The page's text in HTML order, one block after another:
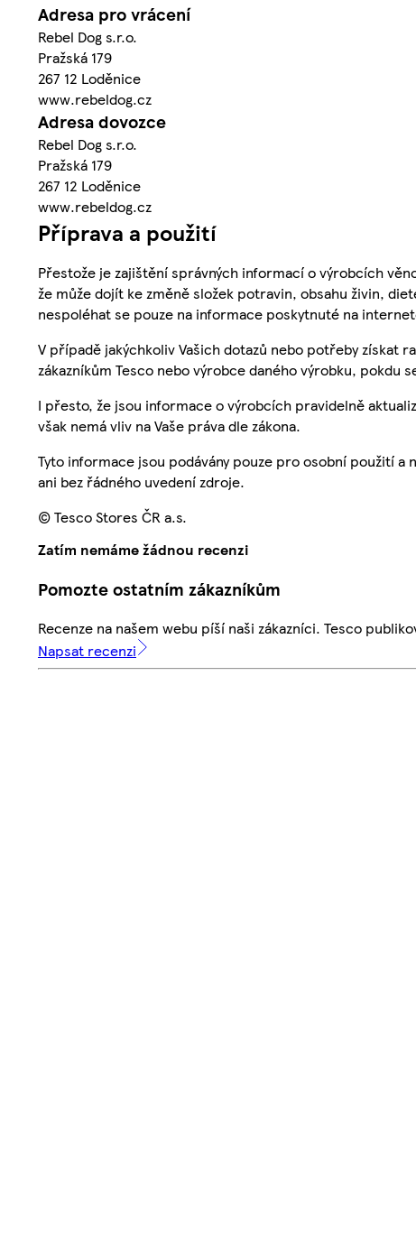
Adresa pro vrácení
Rebel Dog s.r.o.
Pražská 179
267 12 Loděnice
www.rebeldog.cz
Adresa dovozce
Rebel Dog s.r.o.
Pražská 179
267 12 Loděnice
www.rebeldog.cz
Příprava a použití
Přestože je zajištění správných informací o výrobcích
že může dojít ke změně složek potravin, obsahu živin,
nespoléhat se pouze na informace poskytnuté na
V případě jakýchkoliv Vašich dotazů nebo potřeby získat
zákazníkům Tesco nebo výrobce daného výrobku, pokdu
I přesto, že jsou informace o výrobcích pravidelně
však nemá vliv na Vaše práva dle zákona.
Tyto informace jsou podávány pouze pro osobní použití
ani bez řádného uvedení zdroje.
© Tesco Stores ČR a.s.
Zatím nemáme žádnou recenzi
Pomozte ostatním zákazníkům
Recenze na našem webu píší naši zákazníci. Tesco
Napsat recenzi